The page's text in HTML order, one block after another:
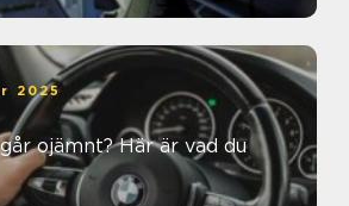
2025
ojämnt? Här är vad du